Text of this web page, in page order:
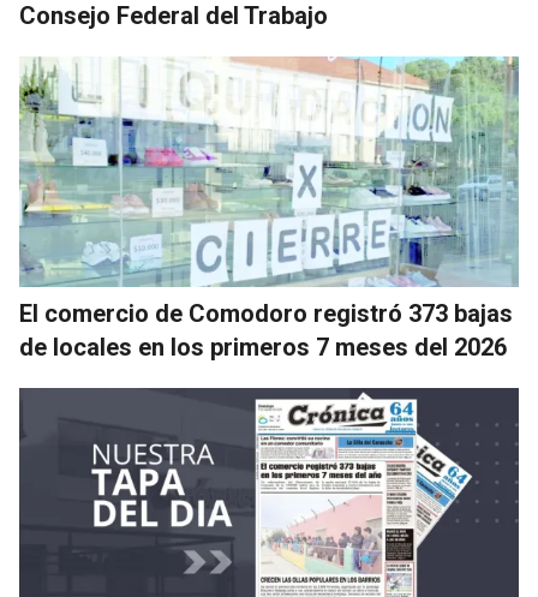
Consejo Federal del Trabajo
El comercio de Comodoro registró 373 bajas
de locales en los primeros 7 meses del 2026